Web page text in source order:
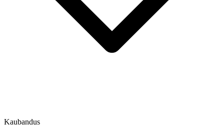
Kaubandus